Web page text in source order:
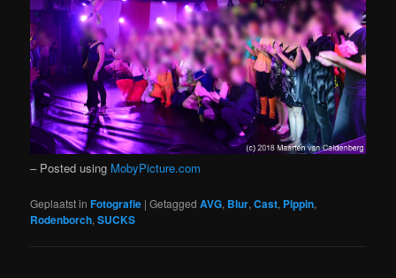
– Posted using MobyPicture.com
Geplaatst in Fotografie |Getagged AVG, Blur,Cast, Pippin,
Rodenborch,SUCKS